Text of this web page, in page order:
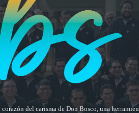
del carisma de Don Bosco, una